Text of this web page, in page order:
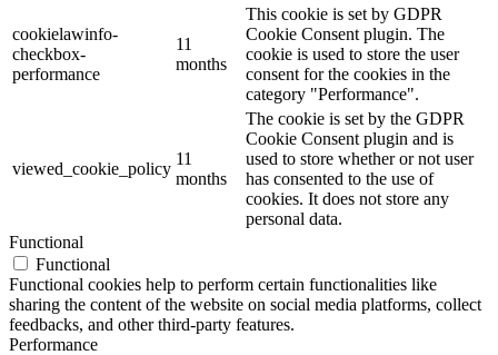
cookielawinfo-
checkbox-
performance
11
months
This cookie is set by GDPR
Cookie Consent plugin. The
cookie is used to store the user
consent for the cookies in the
category "Performance".
viewed_cookie_policy
11
months
The cookie is set by the GDPR
Cookie Consent plugin and is
used to store whether or not user
has consented to the use of
cookies. It does not store any
personal data.
Functional
Functional
Functional cookies help to perform certain functionalities like
sharing the content of the website on social media platforms, collect
feedbacks, and other third-party features.
Performance